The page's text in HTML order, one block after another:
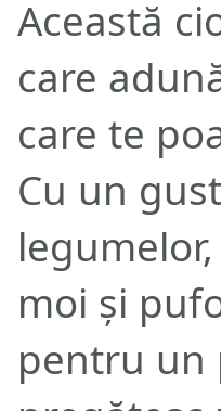
Această
care
care te
Cu un
moi și
pentru un